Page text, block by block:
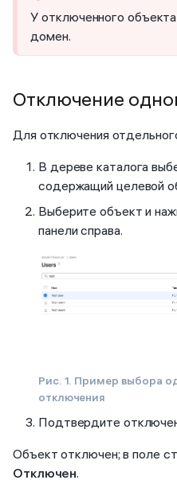
У отключенного
домен.
Отключение
Для отключения
В дереве каталога
содержащий целевой
Выберите объект и
панели справа.
Рис. 1. Пример выбора
отключения
Подтвердите
Объект отключен; в поле
Отключен.